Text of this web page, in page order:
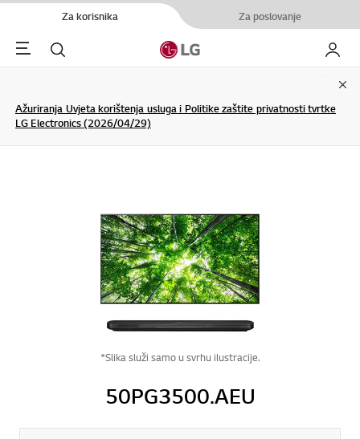
Za korisnika Za poslovanje
Menu Pretraživanje My LG
Ažuriranja Uvjeta korištenja usluga i Politike zaštite privatnosti tvrtke
LG Electronics (2026/04/29)
*Slika služi samo u svrhu ilustracije.
50PG3500.AEU